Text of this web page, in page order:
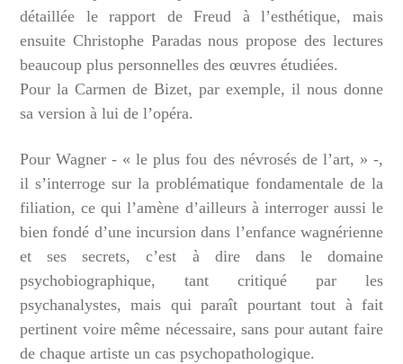
détaillée le rapport de Freud à l’esthétique, mais
ensuite Christophe Paradas nous propose des lectures
beaucoup plus personnelles des œuvres étudiées.
Pour la Carmen de Bizet, par exemple, il nous donne
sa version à lui de l’opéra.
Pour Wagner - « le plus fou des névrosés de l’art, » -,
il s’interroge sur la problématique fondamentale de la
filiation, ce qui l’amène d’ailleurs à interroger aussi le
bien fondé d’une incursion dans l’enfance wagnérienne
et ses secrets, c’est à dire dans le domaine
psychobiographique, tant critiqué par les
psychanalystes, mais qui paraît pourtant tout à fait
pertinent voire même nécessaire, sans pour autant faire
de chaque artiste un cas psychopathologique.